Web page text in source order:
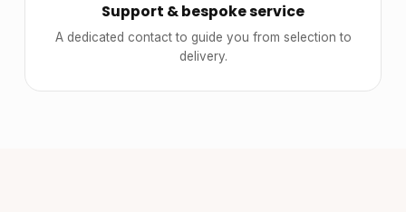
Support & bespoke service
A dedicated contact to guide you from selection to
delivery.